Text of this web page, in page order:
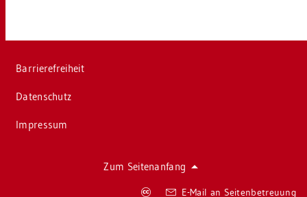
Bar­rie­re­frei­heit
Da­ten­schutz
Im­pres­sum
Zum Sei­ten­an­fang
E-Mail an Sei­ten­be­treu­ung
Co­